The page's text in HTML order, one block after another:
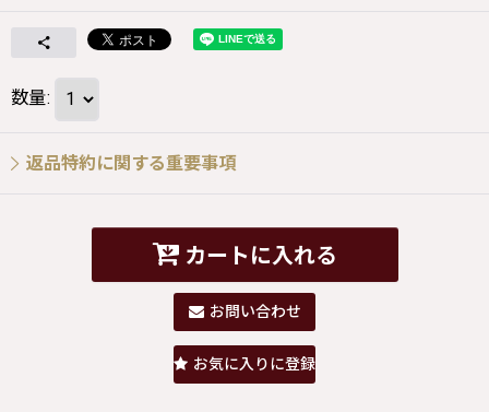
数量:
返品特約に関する重要事項
カートに入れる
お問い合わせ
お気に入りに登録